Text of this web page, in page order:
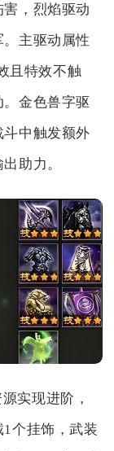
，烈焰驱动
主驱动属性
且特效不触
金色兽字驱
中触发额外
助力。
实现进阶，
个挂饰，武装